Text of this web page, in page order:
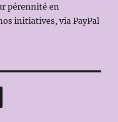
pérennité en
initiatives, via PayPal